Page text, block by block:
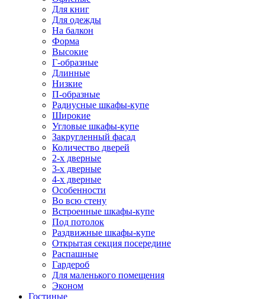
Для книг
Для одежды
На балкон
Форма
Высокие
Г-образные
Длинные
Низкие
П-образные
Радиусные шкафы-купе
Широкие
Угловые шкафы-купе
Закругленный фасад
Количество дверей
2-х дверные
3-х дверные
4-х дверные
Особенности
Во всю стену
Встроенные шкафы-купе
Под потолок
Раздвижные шкафы-купе
Открытая секция посередине
Распашные
Гардероб
Для маленького помещения
Эконом
Гостиные